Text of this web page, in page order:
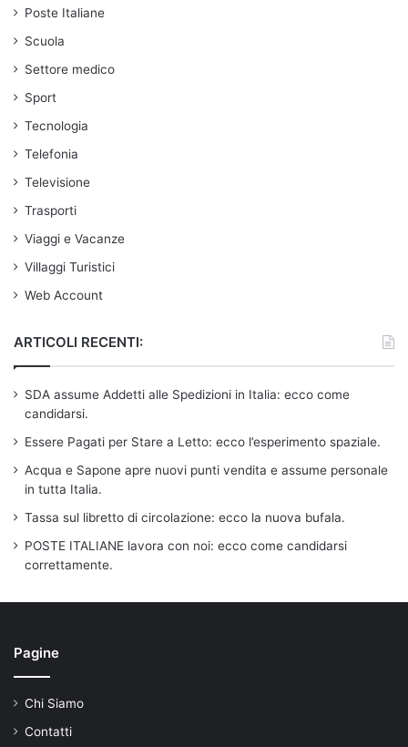
Poste Italiane
Scuola
Settore medico
Sport
Tecnologia
Telefonia
Televisione
Trasporti
Viaggi e Vacanze
Villaggi Turistici
Web Account
ARTICOLI RECENTI:
SDA assume Addetti alle Spedizioni in Italia: ecco come
candidarsi.
Essere Pagati per Stare a Letto: ecco l’esperimento spaziale.
Acqua e Sapone apre nuovi punti vendita e assume personale
in tutta Italia.
Tassa sul libretto di circolazione: ecco la nuova bufala.
POSTE ITALIANE lavora con noi: ecco come candidarsi
correttamente.
Pagine
Chi Siamo
Contatti